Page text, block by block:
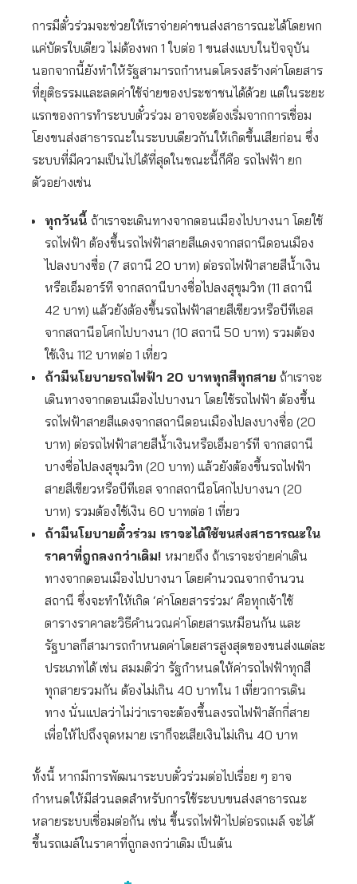
การมีตั๋วร่วมจะช่วยให้เราจ่ายค่าขนส่งสาธารณะได้โดยพก
แค่บัตรใบเดียว ไม่ต้องพก 1 ใบต่อ 1 ขนส่งแบบในปัจจุบัน
นอกจากนี้ยังทำให้รัฐสามารถกำหนดโครงสร้างค่าโดยสาร
ที่ยุติธรรมและลดค่าใช้จ่ายของประชาชนได้ด้วย แต่ในระยะ
แรกของการทำระบบตั๋วร่วม อาจจะต้องเริ่มจากการเชื่อม
โยงขนส่งสาธารณะในระบบเดียวกันให้เกิดขึ้นเสียก่อน ซึ่ง
ระบบที่มีความเป็นไปได้ที่สุดในขณะนี้ก็คือ รถไฟฟ้า ยก
ตัวอย่างเช่น
ทุกวันนี้ ถ้าเราจะเดินทางจากดอนเมืองไปบางนา โดยใช้
รถไฟฟ้า ต้องขึ้นรถไฟฟ้าสายสีแดงจากสถานีดอนเมือง
ไปลงบางซื่อ (7 สถานี 20 บาท) ต่อรถไฟฟ้าสายสีน้ำเงิน
หรือเอ็มอาร์ที จากสถานีบางซื่อไปลงสุขุมวิท (11 สถานี
42 บาท) แล้วยังต้องขึ้นรถไฟฟ้าสายสีเขียวหรือบีทีเอส
จากสถานีอโศกไปบางนา (10 สถานี 50 บาท) รวมต้อง
ใช้เงิน 112 บาทต่อ 1 เที่ยว
ถ้ามีนโยบายรถไฟฟ้า 20 บาททุกสีทุกสาย ถ้าเราจะ
เดินทางจากดอนเมืองไปบางนา โดยใช้รถไฟฟ้า ต้องขึ้น
รถไฟฟ้าสายสีแดงจากสถานีดอนเมืองไปลงบางซื่อ (20
บาท) ต่อรถไฟฟ้าสายสีน้ำเงินหรือเอ็มอาร์ที จากสถานี
บางซื่อไปลงสุขุมวิท (20 บาท) แล้วยังต้องขึ้นรถไฟฟ้า
สายสีเขียวหรือบีทีเอส จากสถานีอโศกไปบางนา (20
บาท) รวมต้องใช้เงิน 60 บาทต่อ 1 เที่ยว
ถ้ามีนโยบายตั๋วร่วม เราจะได้ใช้ขนส่งสาธารณะใน
ราคาที่ถูกลงกว่าเดิม! หมายถึง ถ้าเราจะจ่ายค่าเดิน
ทางจากดอนเมืองไปบางนา โดยคำนวณจากจำนวน
สถานี ซึ่งจะทำให้เกิด ‘ค่าโดยสารร่วม’ คือทุกเจ้าใช้
ตารางราคาละวิธีคำนวณค่าโดยสารเหมือนกัน และ
รัฐบาลก็สามารถกำหนดค่าโดยสารสูงสุดของขนส่งแต่ละ
ประเภทได้ เช่น สมมติว่า รัฐกำหนดให้ค่ารถไฟฟ้าทุกสี
ทุกสายรวมกัน ต้องไม่เกิน 40 บาทใน 1 เที่ยวการเดิน
ทาง นั่นแปลว่าไม่ว่าเราจะต้องขึ้นลงรถไฟฟ้าสักกี่สาย
เพื่อให้ไปถึงจุดหมาย เราก็จะเสียเงินไม่เกิน 40 บาท
ทั้งนี้ หากมีการพัฒนาระบบตั๋วร่วมต่อไปเรื่อย ๆ อาจ
กำหนดให้มีส่วนลดสำหรับการใช้ระบบขนส่งสาธารณะ
หลายระบบเชื่อมต่อกัน เช่น ขึ้นรถไฟฟ้าไปต่อรถเมล์ จะได้
ขึ้นรถเมล์ในราคาที่ถูกลงกว่าเดิม เป็นต้น